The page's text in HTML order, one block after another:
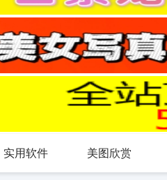
实用软件 美图欣赏